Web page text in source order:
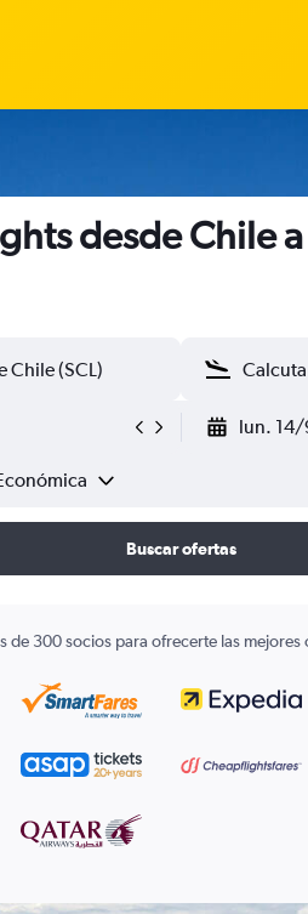
desde Chile
lun. 14/
Buscar ofertas
de 300 socios para ofrecerte las mejores